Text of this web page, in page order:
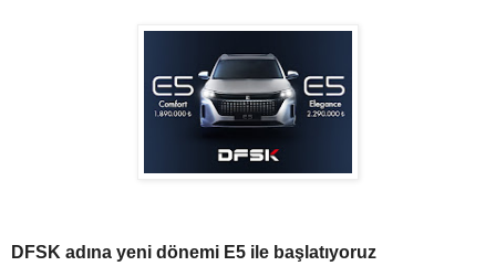
DFSK adına yeni dönemi E5 ile başlatıyoruz